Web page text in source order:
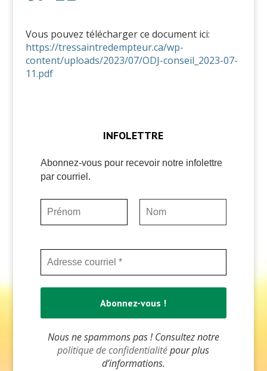
Vous pouvez télécharger ce document ici:
https://tressaintredempteur.ca/wp-
content/uploads/2023/07/ODJ-conseil_2023-07-
11.pdf
INFOLETTRE
Abonnez-vous pour recevoir notre infolettre
par courriel.
Nous ne spammons pas ! Consultez notre
politique de confidentialitépour plus
d’informations.